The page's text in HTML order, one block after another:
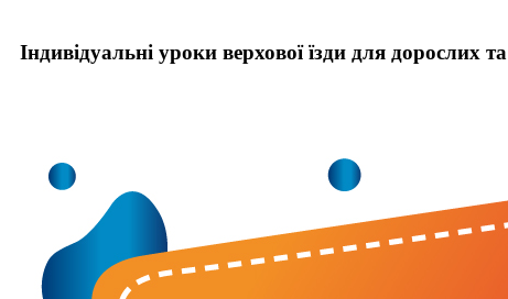
Індивідуальні уроки верхової їзди для